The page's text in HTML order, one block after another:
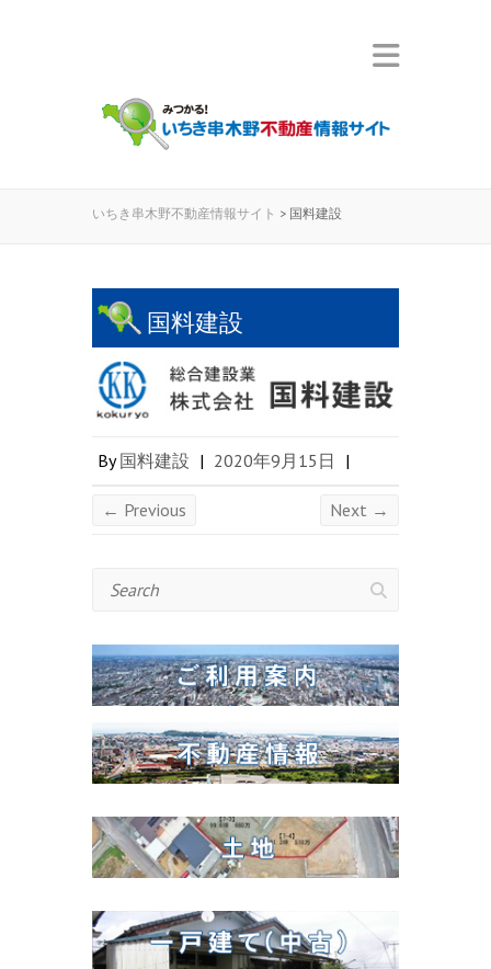
いちき串木野不動産情報サイト > 国料建設
国料建設
By国料建設 | 2020年9月15日 |
← Previous Next →
Search